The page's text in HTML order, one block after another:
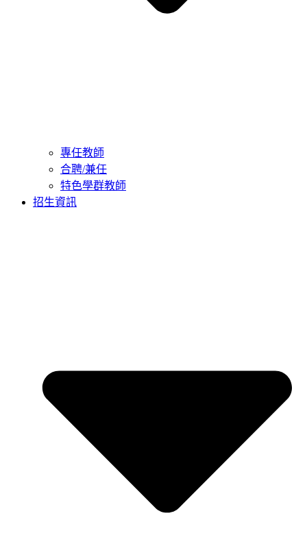
專任教師
合聘/兼任
特色學群教師
招生資訊